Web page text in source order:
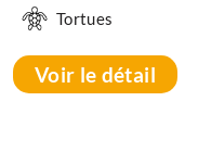
Tortues
Voir le détail